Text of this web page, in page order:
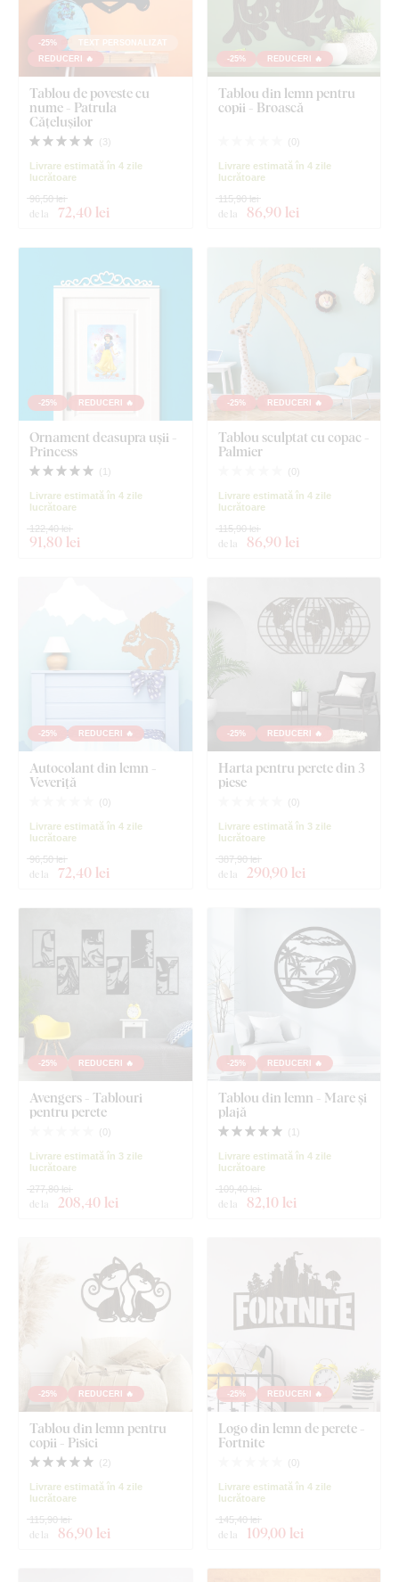
-25%
TEXT PERSONALIZAT
REDUCERI 🔥
Tablou de poveste cu
nume - Patrula
Cățelușilor
( 3)
Livrare estimată în 4 zile
lucrătoare
de la 72,40 lei
96,50 lei
-25% REDUCERI 🔥
Tablou din lemn pentru
copii - Broască
( 0)
Livrare estimată în 4 zile
lucrătoare
de la 86,90 lei
115,90 lei
-25% REDUCERI 🔥
Ornament deasupra ușii -
Princess
( )
Livrare estimată în 4 zile
lucrătoare
91,80 lei
122,40 lei
-25% REDUCERI 🔥
Tablou sculptat cu copac -
Palmier
( 0 )
Livrare estimată în 4 zile
lucrătoare
de la 86,90 lei
115,90 lei
-25% REDUCERI 🔥
Autocolant din lemn -
Veveriță
( 0)
Livrare estimată în 4 zile
lucrătoare
de la 72,40 lei
96,50 lei
-25% REDUCERI 🔥
Harta pentru perete din 3
piese
( 0)
Livrare estimată în 3 zile
lucrătoare
de la 290,90 lei
387,90 lei
-25% REDUCERI 🔥
Avengers - Tablouri
pentru perete
( 0 )
Livrare estimată în 3 zile
lucrătoare
de la 208,40 lei
277,80 lei
-25% REDUCERI 🔥
Tablou din lemn - Mare și
plajă
( )
Livrare estimată în 4 zile
lucrătoare
de la 82,10 lei
109,40 lei
-25% REDUCERI 🔥
Tablou din lemn pentru
copii - Pisici
( 2)
Livrare estimată în 4 zile
lucrătoare
de la 86,90 lei
115,90 lei
-25% REDUCERI 🔥
Logo din lemn de perete -
Fortnite
( 0)
Livrare estimată în 4 zile
lucrătoare
de la 109,00 lei
145,40 lei